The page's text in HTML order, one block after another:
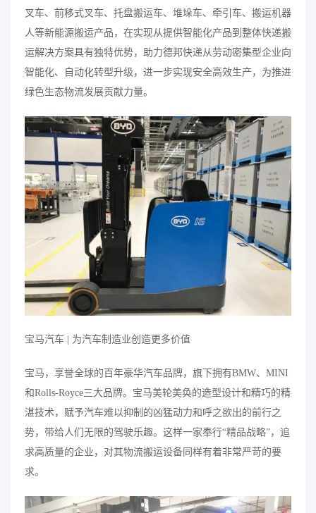
叉车、前移式叉车、托盘搬运车、堆垛车、牵引车、搬运机器
人等新能源搬运产品，在实现从提供智能化产品到整体快递搬
运解决方案具有独特优势，助力德邦快递从劳动密集型企业向
智能化、自动化转型升级，进一步实现安全高效生产，为推进
绿色生态物流发展贡献力量。
宝马汽车 | 为汽车制造业创造更多价值
宝马，享誉全球的百年豪华汽车品牌，旗下拥有BMW、MINI
和Rolls-Royce三大品牌。宝马美轮美奂的造型设计和精巧的精
湛技术，赋予汽车难以抑制的凶猛动力和呼之欲出的前行之
势，带给人们无限的驾驶乐趣。这样一家奉行“精品战略”，追
求高质量的企业，对其物流搬运设备同样有着非常严苛的要
求。